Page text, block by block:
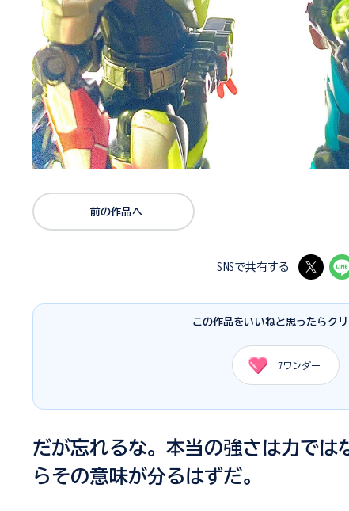
前の作品へ
SNSで共有する
この作品をいいねと思ったらクリ
7ワンダー
だが忘れるな。本当の強さは力では
らその意味が分るはずだ。